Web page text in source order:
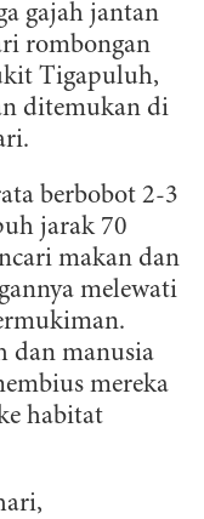
gajah jantan
rombongan
Tigapuluh,
ditemukan di
berbobot 2-3
jarak 70
makan dan
melewati
dan manusia
mereka
habitat